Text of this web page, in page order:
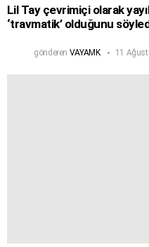
Lil Tay çevrimiçi olarak
‘travmatik’ olduğunu
gönderen VAYAMK 11